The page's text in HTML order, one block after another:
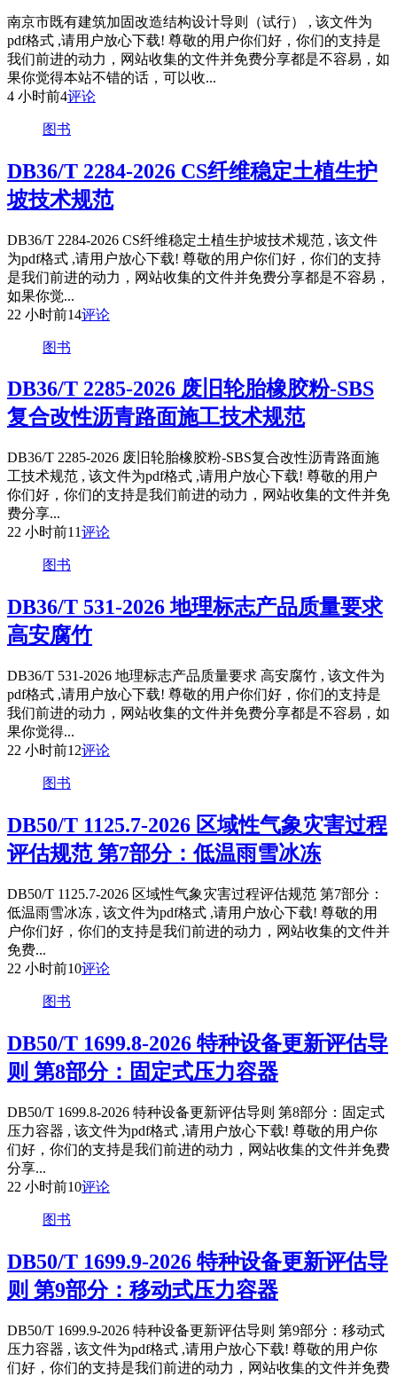
南京市既有建筑加固改造结构设计导则（试行） , 该文件为
pdf格式 ,请用户放心下载! 尊敬的用户你们好，你们的支持是
我们前进的动力，网站收集的文件并免费分享都是不容易，如
果你觉得本站不错的话，可以收...
4 小时前4评论
图书
DB36/T 2284-2026 CS纤维稳定土植生护
坡技术规范
DB36/T 2284-2026 CS纤维稳定土植生护坡技术规范 , 该文件
为pdf格式 ,请用户放心下载! 尊敬的用户你们好，你们的支持
是我们前进的动力，网站收集的文件并免费分享都是不容易，
如果你觉...
22 小时前14评论
图书
DB36/T 2285-2026 废旧轮胎橡胶粉-SBS
复合改性沥青路面施工技术规范
DB36/T 2285-2026 废旧轮胎橡胶粉-SBS复合改性沥青路面施
工技术规范 , 该文件为pdf格式 ,请用户放心下载! 尊敬的用户
你们好，你们的支持是我们前进的动力，网站收集的文件并免
费分享...
22 小时前11评论
图书
DB36/T 531-2026 地理标志产品质量要求
高安腐竹
DB36/T 531-2026 地理标志产品质量要求 高安腐竹 , 该文件为
pdf格式 ,请用户放心下载! 尊敬的用户你们好，你们的支持是
我们前进的动力，网站收集的文件并免费分享都是不容易，如
果你觉得...
22 小时前12评论
图书
DB50/T 1125.7-2026 区域性气象灾害过程
评估规范 第7部分：低温雨雪冰冻
DB50/T 1125.7-2026 区域性气象灾害过程评估规范 第7部分：
低温雨雪冰冻 , 该文件为pdf格式 ,请用户放心下载! 尊敬的用
户你们好，你们的支持是我们前进的动力，网站收集的文件并
免费...
22 小时前10评论
图书
DB50/T 1699.8-2026 特种设备更新评估导
则 第8部分：固定式压力容器
DB50/T 1699.8-2026 特种设备更新评估导则 第8部分：固定式
压力容器 , 该文件为pdf格式 ,请用户放心下载! 尊敬的用户你
们好，你们的支持是我们前进的动力，网站收集的文件并免费
分享...
22 小时前10评论
图书
DB50/T 1699.9-2026 特种设备更新评估导
则 第9部分：移动式压力容器
DB50/T 1699.9-2026 特种设备更新评估导则 第9部分：移动式
压力容器 , 该文件为pdf格式 ,请用户放心下载! 尊敬的用户你
们好，你们的支持是我们前进的动力，网站收集的文件并免费